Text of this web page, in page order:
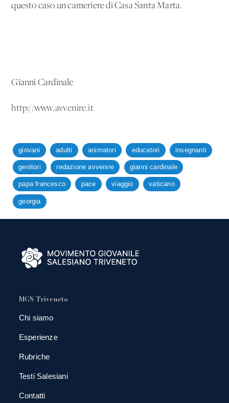
questo caso un cameriere di Casa Santa Marta.
Gianni Cardinale
http://www.avvenire.it
giovani adulti animatori educatori insegnanti
genitori redazione avvenire gianni cardinale
papa francesco pace viaggio vaticano
georgia
MGS Triveneto
Chi siamo
Esperienze
Rubriche
Testi Salesiani
Contatti